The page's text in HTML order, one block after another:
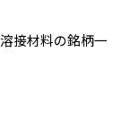
接材料の銘柄一